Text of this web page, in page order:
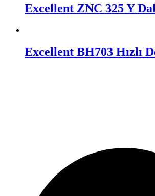
Excellent ZNC 325 Y
Excellent BH703 Hızlı